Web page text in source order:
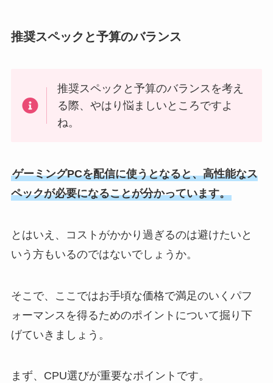
推奨スペックと予算のバランス
推奨スペックと予算のバランスを考え
る際、やはり悩ましいところですよ
ね。
ゲーミングPCを配信に使うとなると、高性能なス
ペックが必要になることが分かっています。
とはいえ、コストがかかり過ぎるのは避けたいと
いう方もいるのではないでしょうか。
そこで、ここではお手頃な価格で満足のいくパフ
ォーマンスを得るためのポイントについて掘り下
げていきましょう。
まず、CPU選びが重要なポイントです。